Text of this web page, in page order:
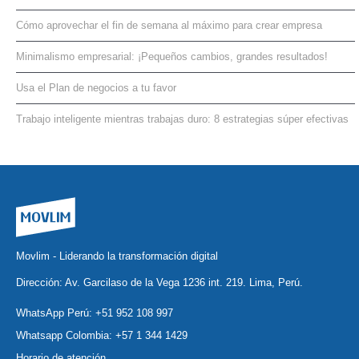
Cómo aprovechar el fin de semana al máximo para crear empresa
Minimalismo empresarial: ¡Pequeños cambios, grandes resultados!
Usa el Plan de negocios a tu favor
Trabajo inteligente mientras trabajas duro: 8 estrategias súper efectivas
Movlim - Liderando la transformación digital
Dirección: Av. Garcilaso de la Vega 1236 int. 219. Lima, Perú.
WhatsApp Perú: +51 952 108 997
Whatsapp Colombia: +57 1 344 1429